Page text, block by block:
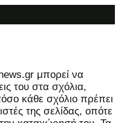
μπορεί να
του στα σχόλια,
κάθε σχόλιο πρέπει
της σελίδας, οπότε